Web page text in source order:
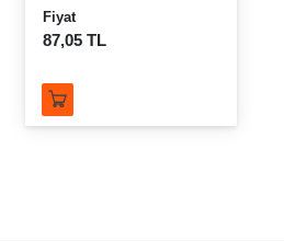
Fiyat
87,05 TL